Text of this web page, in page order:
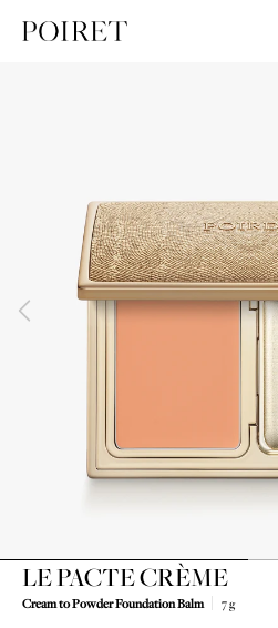
LE PACTE CRÈME
Cream to Powder Foundation Balm 7 g